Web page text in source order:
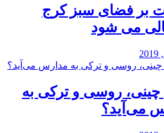
بر فضای سبز کرج
می شود
چینی، روسی و ترکی به
می‌آید؟